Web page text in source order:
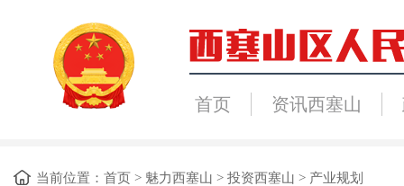
首页 资讯西塞山
当前位置： 首页 > 魅力西塞山 > 投资西塞山 > 产业规划